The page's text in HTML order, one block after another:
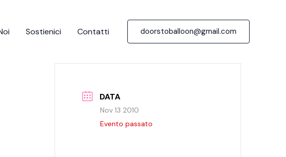
Sostienici Contatti doorstoballoon@gmail.com
DATA
Nov 13 2010
Evento passato